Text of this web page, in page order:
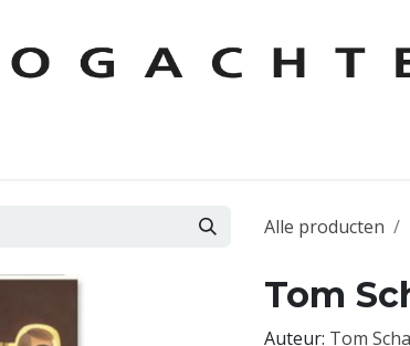
Alle producten
Tom
Auteur: Tom